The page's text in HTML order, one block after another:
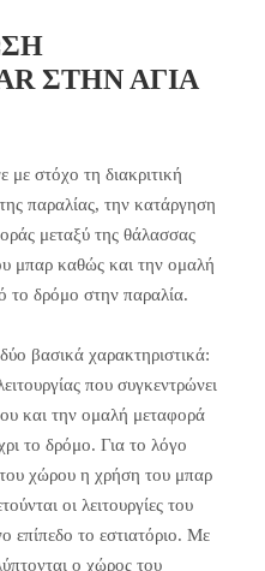
ΣΤΗΝ ΑΓΙΑ
στόχο τη διακριτική
παραλίας, την κατάργηση
μεταξύ της θάλασσας
μπαρ καθώς και την ομαλή
το δρόμο στην παραλία.
βασικά χαρακτηριστικά:
που συγκεντρώνει
και την ομαλή μεταφορά
το δρόμο. Για το λόγο
του χώρου η χρήση του μπαρ
οι λειτουργίες του
επίπεδο το εστιατόριο. Με
ο χώρος του